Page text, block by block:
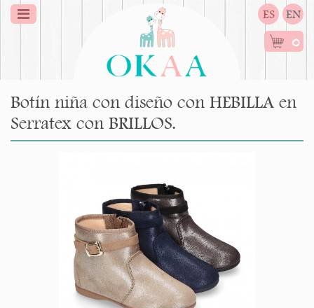
ES EN
0
Botín niña con diseño con HEBILLA en
Serratex con BRILLOS.